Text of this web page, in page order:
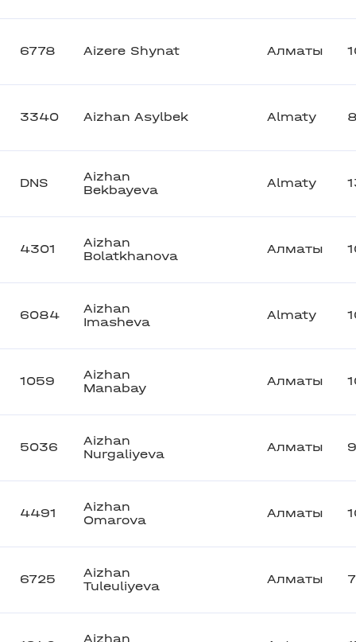
6778 Aizere Shynat Алматы
3340 Aizhan Asylbek Almaty
DNS
Aizhan
Bekbayeva
Almaty
4301
Aizhan
Bolatkhanova
Алматы
6084
Aizhan
Imasheva
Almaty
1059
Aizhan
Manabay
Алматы
5036
Aizhan
Nurgaliyeva
Алматы
4491
Aizhan
Omarova
Алматы
6725
Aizhan
Tuleuliyeva
Алматы